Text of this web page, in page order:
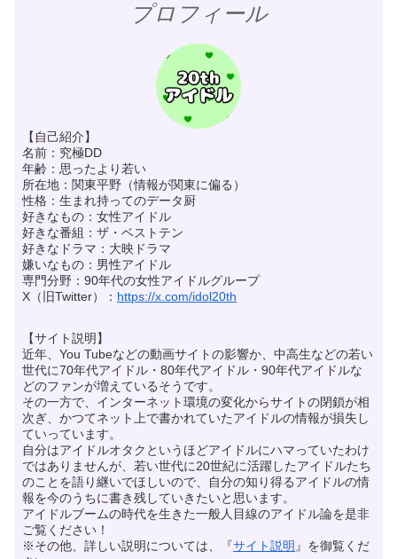
プロフィール
【自己紹介】
名前：究極DD
年齢：思ったより若い
所在地：関東平野（情報が関東に偏る）
性格：生まれ持ってのデータ厨
好きなもの：女性アイドル
好きな番組：ザ・ベストテン
好きなドラマ：大映ドラマ
嫌いなもの：男性アイドル
専門分野：90年代の女性アイドルグループ
X（旧Twitter）： https://x.com/idol20th
【サイト説明】
近年、You Tubeなどの動画サイトの影響か、中高生などの若い
世代に70年代アイドル・80年代アイドル・90年代アイドルな
どのファンが増えているそうです。
その一方で、インターネット環境の変化からサイトの閉鎖が相
次ぎ、かつてネット上で書かれていたアイドルの情報が損失し
ていっています。
自分はアイドルオタクというほどアイドルにハマっていたわけ
ではありませんが、若い世代に20世紀に活躍したアイドルたち
のことを語り継いでほしいので、自分の知り得るアイドルの情
報を今のうちに書き残していきたいと思います。
アイドルブームの時代を生きた一般人目線のアイドル論を是非
ご覧ください！
※その他、詳しい説明については、『サイト説明 』を御覧くだ